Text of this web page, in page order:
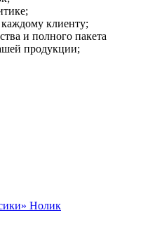
клиенту;
и полного пакета
продукции;
Нолик